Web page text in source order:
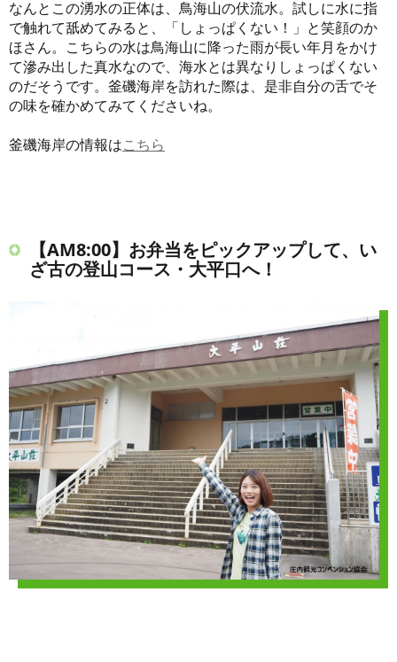
なんとこの湧水の正体は、鳥海山の伏流水。試しに水に指
で触れて舐めてみると、「しょっぱくない！」と笑顔のか
ほさん。こちらの水は鳥海山に降った雨が長い年月をかけ
て滲み出した真水なので、海水とは異なりしょっぱくない
のだそうです。釜磯海岸を訪れた際は、是非自分の舌でそ
の味を確かめてみてくださいね。
釜磯海岸の情報はこちら
【AM8:00】お弁当をピックアップして、い
ざ古の登山コース・大平口へ！